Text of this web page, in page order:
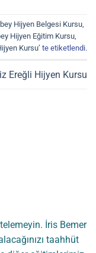
Hijyen Belgesi Kursu,
Hijyen Eğitim Kursu,
Kursu’ te etiketlendi.
Ereğli Hijyen Kursu
İris Bemer
taahhüt